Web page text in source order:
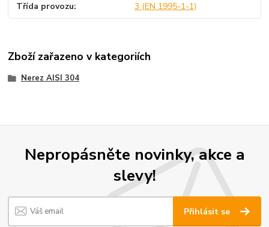
Třída provozu 3 (EN 1995-1-1)
Zboží zařazeno v kategoriích
Nerez AISI 304
Nepropásněte novinky, akce a
slevy!
Přihlásit se